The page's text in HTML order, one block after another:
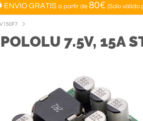
ENVIO GRATISa partir de 80€ (Solo válido
POLOLU 7.5V, 15A